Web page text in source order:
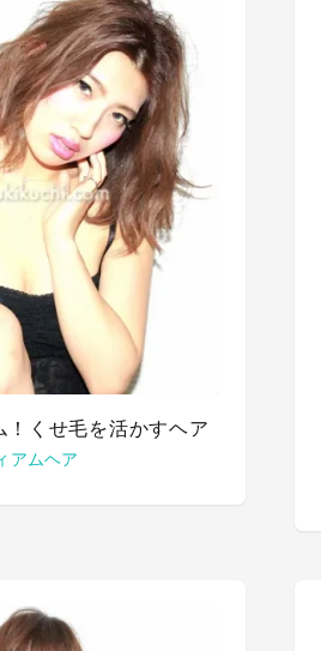
！くせ毛を活かすヘア
アムヘア